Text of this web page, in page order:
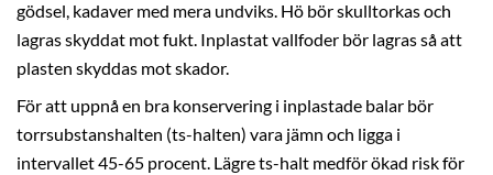
gödsel, kadaver med mera undviks. Hö bör skulltorkas och
lagras skyddat mot fukt. Inplastat vallfoder bör lagras så att
plasten skyddas mot skador.
För att uppnå en bra konservering i inplastade balar bör
torrsubstanshalten (ts-halten) vara jämn och ligga i
intervallet 45-65 procent. Lägre ts-halt medför ökad risk för